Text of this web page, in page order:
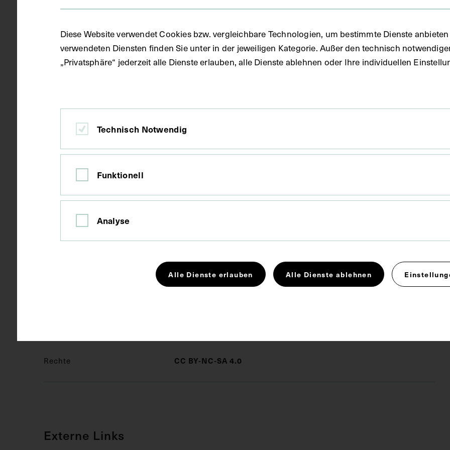
Technik Farbdruck
Maße
Bildmaß inkl. Untergrund 53,2 x 40,4 cm
bei Joseph Stoufs. Neg. III 36/5
Rechte CC BY-NC-SA 4.0
Externe Links
Diese Website verwendet Cookies bzw. vergleichbare Technologien, um bestimmte Dienste
verwendeten Diensten finden Sie unter in der jeweiligen Kategorie. Außer den technisch
„Privatsphäre“ jederzeit alle Dienste erlauben, alle Dienste ablehnen oder Ihre individuellen
Technisch Notwendig
Funktionell
Analyse
Alle Dienste erlauben Alle Dienste ablehnen